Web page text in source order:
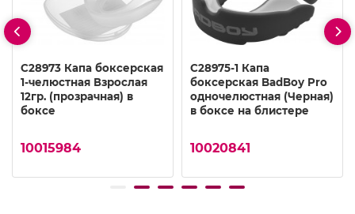
C28973 Капа боксерская
1-челюстная Взрослая
12гр. (прозрачная) в
боксе
10015984
C28975-1 Капа
боксерская BadBoу Prо
одночелюстная (Черная)
в боксе на блистере
10020841